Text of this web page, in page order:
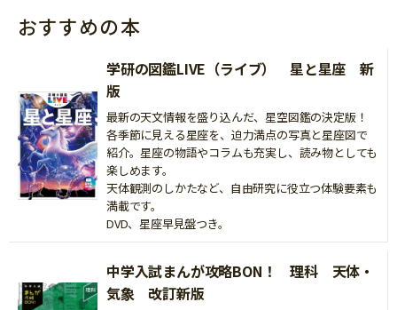
おすすめの本
学研の図鑑LIVE（ライブ） 星と星座 新
版
最新の天文情報を盛り込んだ、星空図鑑の決定版！
各季節に見える星座を、迫力満点の写真と星座図で
紹介。星座の物語やコラムも充実し、読み物としても
楽しめます。
天体観測のしかたなど、自由研究に役立つ体験要素も
満載です。
DVD、星座早見盤つき。
中学入試まんが攻略BON！ 理科 天体・
気象 改訂新版